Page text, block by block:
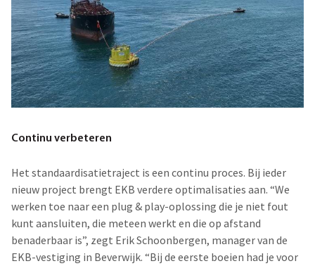
Continu verbeteren
Het standaardisatietraject is een continu proces. Bij ieder
nieuw project brengt EKB verdere optimalisaties aan. “We
werken toe naar een plug & play-oplossing die je niet fout
kunt aansluiten, die meteen werkt en die op afstand
benaderbaar is”, zegt Erik Schoonbergen, manager van de
EKB-vestiging in Beverwijk. “Bij de eerste boeien had je voor